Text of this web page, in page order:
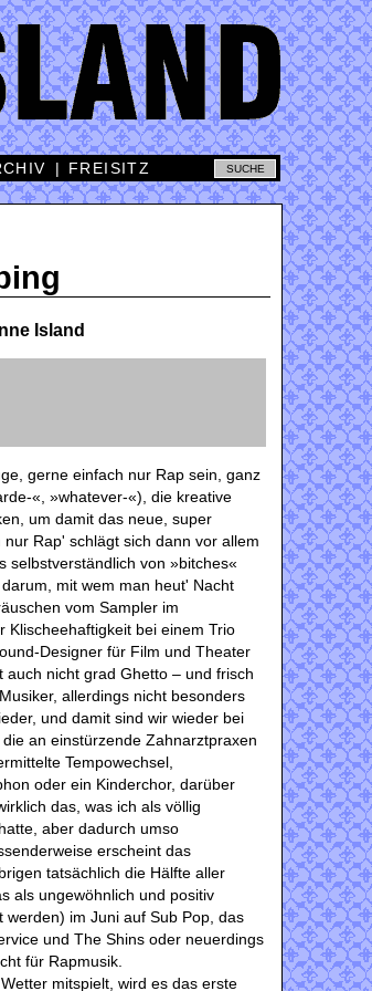
| FREISITZ
Island
gerne einfach nur Rap sein, ganz
«, »whatever-«), die kreative
um damit das neue, super
Rap' schlägt sich dann vor allem
selbstverständlich von »bitches«
mit wem man heut' Nacht
vom Sampler im
Klischeehaftigkeit bei einem Trio
Designer für Film und Theater
nicht grad Ghetto – und frisch
allerdings nicht besonders
und damit sind wir wieder bei
an einstürzende Zahnarztpraxen
Tempowechsel,
oder ein Kinderchor, darüber
das, was ich als völlig
aber dadurch umso
erscheint das
tatsächlich die Hälfte aller
als ungewöhnlich und positiv
im Juni auf Sub Pop, das
und The Shins oder neuerdings
für Rapmusik.
mitspielt, wird es das erste